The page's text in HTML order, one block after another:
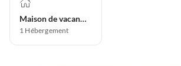
Maison de vacances
1 Hébergement